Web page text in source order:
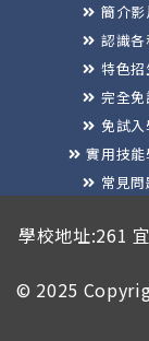
簡介影
認識各
特色招
完全免
免試入
實用技能
常見問
學校地址:261
© 2025